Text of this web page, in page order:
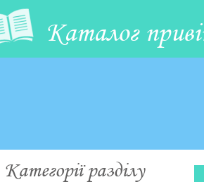
Каталог
Категорії разділу